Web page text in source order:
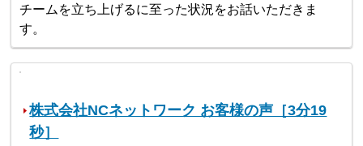
チームを立ち上げるに至った状況をお話いただきま
す。
株式会社NCネットワーク お客様の声［3分19
秒］